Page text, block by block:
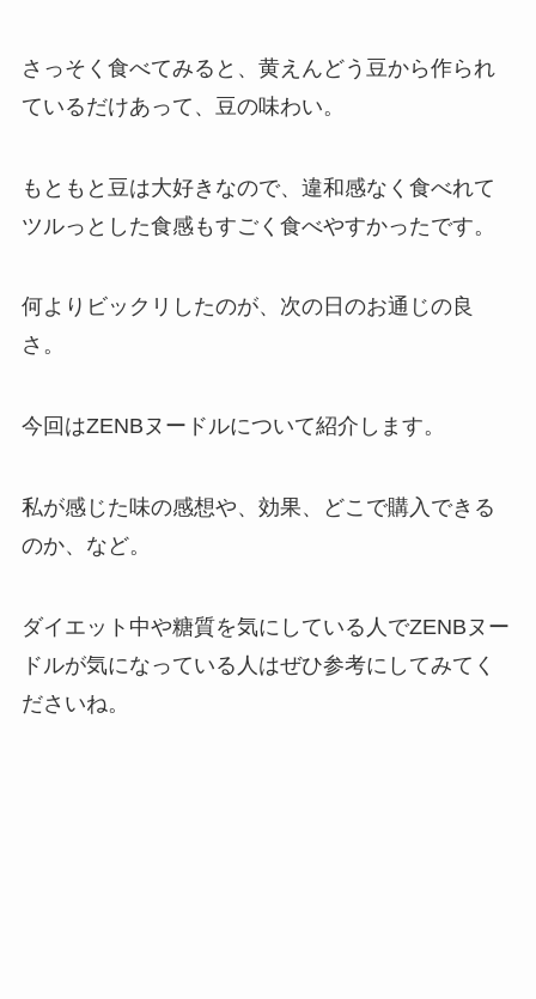
さっそく食べてみると、黄えんどう豆から作られ
ているだけあって、豆の味わい。
もともと豆は大好きなので、違和感なく食べれて
ツルっとした食感もすごく食べやすかったです。
何よりビックリしたのが、次の日のお通じの良
さ。
今回はZENBヌードルについて紹介します。
私が感じた味の感想や、効果、どこで購入できる
のか、など。
ダイエット中や糖質を気にしている人でZENBヌー
ドルが気になっている人はぜひ参考にしてみてく
ださいね。